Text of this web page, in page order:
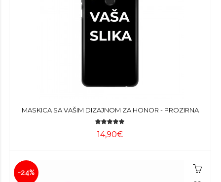
MASKICA SA VAŠIM DIZAJNOM ZA HONOR - PROZIRNA
14,90€
-24%